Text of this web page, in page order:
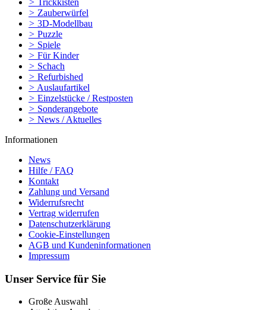
> Trickkisten
> Zauberwürfel
> 3D-Modellbau
> Puzzle
> Spiele
> Für Kinder
> Schach
> Refurbished
> Auslaufartikel
> Einzelstücke / Restposten
> Sonderangebote
> News / Aktuelles
Informationen
News
Hilfe / FAQ
Kontakt
Zahlung und Versand
Widerrufsrecht
Vertrag widerrufen
Datenschutzerklärung
Cookie-Einstellungen
AGB und Kundeninformationen
Impressum
Unser Service für Sie
Große Auswahl